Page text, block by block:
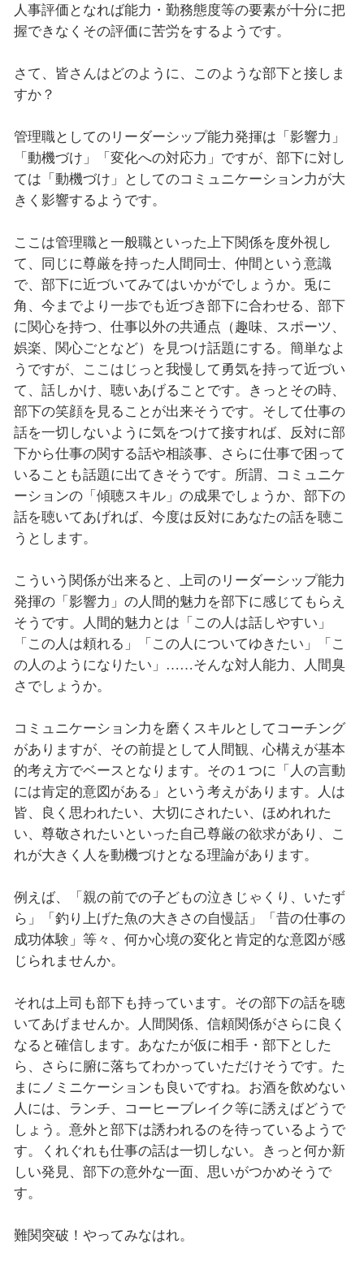
人事評価となれば能力・勤務態度等の要素が十分に把
握できなくその評価に苦労をするようです。
さて、皆さんはどのように、このような部下と接しま
すか？
管理職としてのリーダーシップ能力発揮は「影響力」
「動機づけ」「変化への対応力」ですが、部下に対し
ては「動機づけ」としてのコミュニケーション力が大
きく影響するようです。
ここは管理職と一般職といった上下関係を度外視し
て、同じに尊厳を持った人間同士、仲間という意識
で、部下に近づいてみてはいかがでしょうか。兎に
角、今までより一歩でも近づき部下に合わせる、部下
に関心を持つ、仕事以外の共通点（趣味、スポーツ、
娯楽、関心ごとなど）を見つけ話題にする。簡単なよ
うですが、ここはじっと我慢して勇気を持って近づい
て、話しかけ、聴いあげることです。きっとその時、
部下の笑顔を見ることが出来そうです。そして仕事の
話を一切しないように気をつけて接すれば、反対に部
下から仕事の関する話や相談事、さらに仕事で困って
いることも話題に出てきそうです。所謂、コミュニケ
ーションの「傾聴スキル」の成果でしょうか、部下の
話を聴いてあげれば、今度は反対にあなたの話を聴こ
うとします。
こういう関係が出来ると、上司のリーダーシップ能力
発揮の「影響力」の人間的魅力を部下に感じてもらえ
そうです。人間的魅力とは「この人は話しやすい」
「この人は頼れる」「この人についてゆきたい」「こ
の人のようになりたい」……そんな対人能力、人間臭
さでしょうか。
コミュニケーション力を磨くスキルとしてコーチング
がありますが、その前提として人間観、心構えが基本
的考え方でベースとなります。その１つに「人の言動
には肯定的意図がある」という考えがあります。人は
皆、良く思われたい、大切にされたい、ほめれれた
い、尊敬されたいといった自己尊厳の欲求があり、こ
れが大きく人を動機づけとなる理論があります。
例えば、「親の前での子どもの泣きじゃくり、いたず
ら」「釣り上げた魚の大きさの自慢話」「昔の仕事の
成功体験」等々、何か心境の変化と肯定的な意図が感
じられませんか。
それは上司も部下も持っています。その部下の話を聴
いてあげませんか。人間関係、信頼関係がさらに良く
なると確信します。あなたが仮に相手・部下とした
ら、さらに腑に落ちてわかっていただけそうです。た
まにノミニケーションも良いですね。お酒を飲めない
人には、ランチ、コーヒーブレイク等に誘えばどうで
しょう。意外と部下は誘われるのを待っているようで
す。くれぐれも仕事の話は一切しない。きっと何か新
しい発見、部下の意外な一面、思いがつかめそうで
す。
難関突破！やってみなはれ。